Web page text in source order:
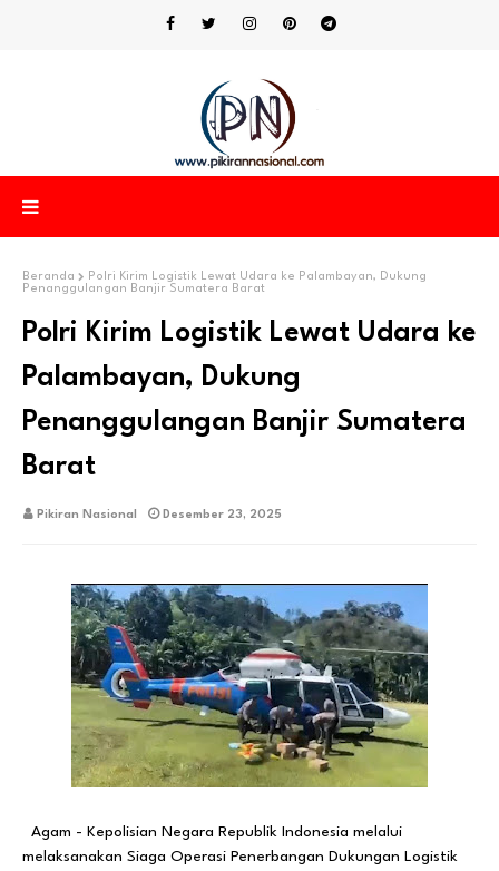
Beranda
Polri Kirim Logistik Lewat Udara ke Palambayan, Dukung
Penanggulangan Banjir Sumatera Barat
Polri Kirim Logistik Lewat Udara ke
Palambayan, Dukung
Penanggulangan Banjir Sumatera
Barat
Pikiran Nasional Desember 23, 2025
Agam - Kepolisian Negara Republik Indonesia melalui
melaksanakan Siaga Operasi Penerbangan Dukungan Logistik